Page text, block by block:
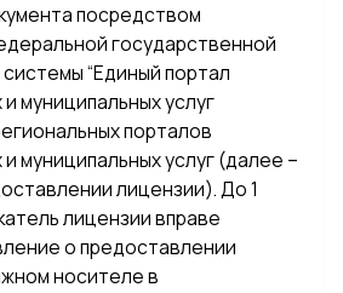
посредством
государственной
“Единый портал
муниципальных услуг
порталов
муниципальных услуг (далее –
лицензии). До 1
лицензии вправе
о предоставлении
носителе в